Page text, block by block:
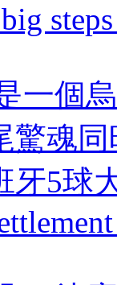
一個烏
驚魂
班牙5